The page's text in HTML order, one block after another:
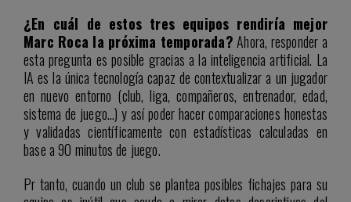
¿En cuál de estos tres equipos rendiría mejor
Marc Roca la próxima temporada?Ahora, responder a
esta pregunta es posible gracias a la inteligencia artificial. La
IA es la única tecnología capaz de contextualizar a un jugador
en nuevo entorno (club, liga, compañeros, entrenador, edad,
sistema de juego…) y así poder hacer comparaciones honestas
y validadas científicamente con estadísticas calculadas en
base a 90 minutos de juego.
Pr tanto, cuando un club se plantea posibles fichajes para su